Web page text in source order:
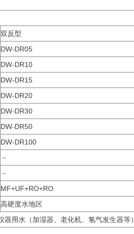
双反型
DW-DR05
DW-DR10
DW-DR15
DW-DR20
DW-DR30
DW-DR50
DW-DR100
－
－
MF+UF+RO+RO
高硬度水地区
用水（加湿器、老化机、氢气发生器等）